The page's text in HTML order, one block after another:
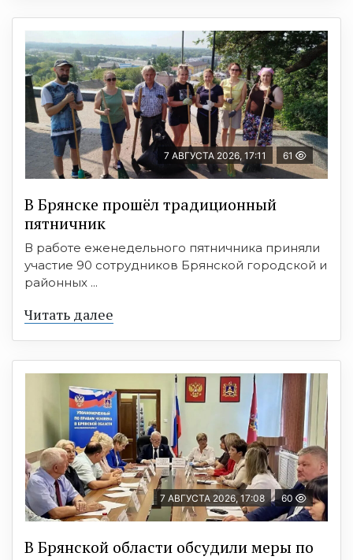
7 АВГУСТА 2026, 17:11 61
В Брянске прошёл традиционный
пятничник
В работе еженедельного пятничника приняли
участие 90 сотрудников Брянской городской и
районных ...
Читать далее
7 АВГУСТА 2026, 17:08 60
В Брянской области обсудили меры по